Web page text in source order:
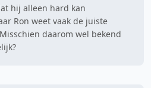
hij alleen hard kan
Ron weet vaak de juiste
daarom wel bekend